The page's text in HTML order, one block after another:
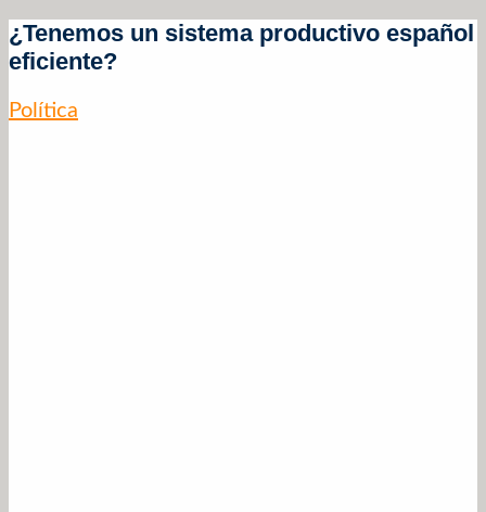
¿Tenemos un sistema productivo español
eficiente?
Política